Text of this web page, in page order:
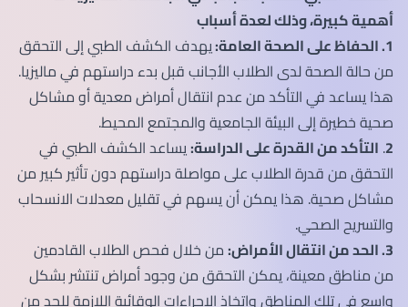
أهمية كبيرة، وذلك لعدة أسباب
1. الحفاظ على الصحة العامة:
يهدف الكشف الطبي إلى التحقق
من حالة الصحة لدى الطلاب الأجانب قبل بدء دراستهم في ماليزيا.
هذا يساعد في التأكد من عدم انتقال أمراض معدية أو مشاكل
صحية خطيرة إلى البيئة الجامعية والمجتمع المحيط.
2
. التأكد من القدرة على الدراسة:يساعد الكشف الطبي في
التحقق من قدرة الطلاب على مواصلة دراستهم دون تأثير كبير من
مشاكل صحية. هذا يمكن أن يسهم في تقليل معدلات الانسحاب
والتسريح الصحي.
3. الحد من انتقال الأمراض:
من خلال فحص الطلاب القادمين
من مناطق معينة، يمكن التحقق من وجود أمراض تنتشر بشكل
واسع في تلك المناطق واتخاذ الإجراءات الوقائية اللازمة للحد من